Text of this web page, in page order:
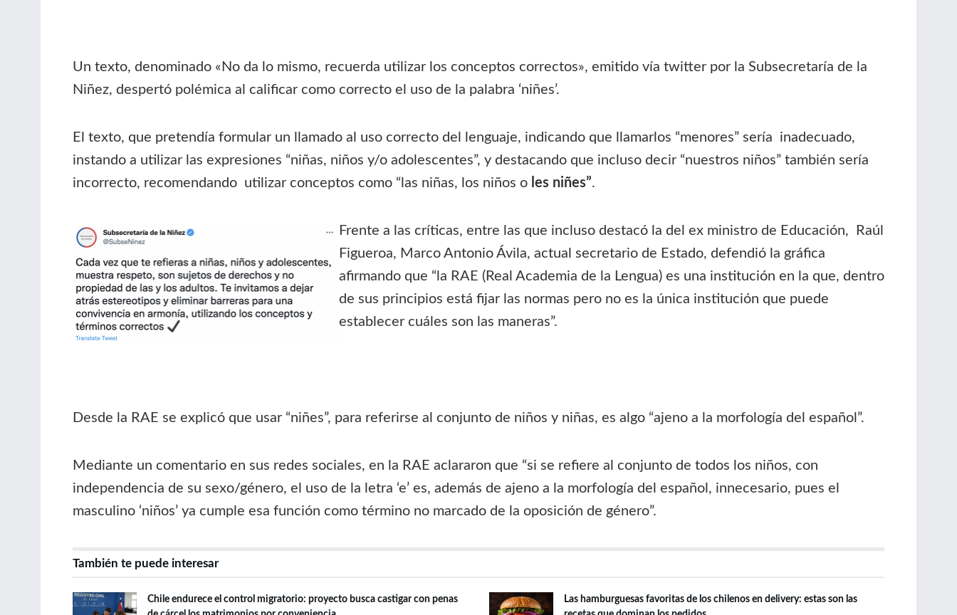
Un texto, denominado «No da lo mismo, recuerda utilizar los conceptos correctos», emitido vía twitter por la Subsecretaría de la
Niñez, despertó polémica al calificar como correcto el uso de la palabra ‘niñes’.
El texto, que pretendía formular un llamado al uso correcto del lenguaje, indicando que llamarlos “menores” sería inadecuado,
instando a utilizar las expresiones “niñas, niños y/o adolescentes”, y destacando que incluso decir “nuestros niños” también sería
incorrecto, recomendando utilizar conceptos como “las niñas, los niños o les niñes”.
Frente a las críticas, entre las que incluso destacó la del ex ministro de Educación, Raúl
Figueroa, Marco Antonio Ávila, actual secretario de Estado, defendió la gráfica
afirmando que “la RAE (Real Academia de la Lengua) es una institución en la que, dentro
de sus principios está fijar las normas pero no es la única institución que puede
establecer cuáles son las maneras”.
Desde la RAE se explicó que usar “niñes”, para referirse al conjunto de niños y niñas, es algo “ajeno a la morfología del español”.
Mediante un comentario en sus redes sociales, en la RAE aclararon que “si se refiere al conjunto de todos los niños, con
independencia de su sexo/género, el uso de la letra ‘e’ es, además de ajeno a la morfología del español, innecesario, pues el
masculino ‘niños’ ya cumple esa función como término no marcado de la oposición de género”.
También te puede interesar
Chile endurece el control migratorio: proyecto busca castigar con penas
Las hamburguesas favoritas de los chilenos en delivery: estas son las